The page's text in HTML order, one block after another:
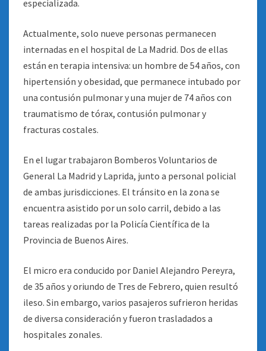
especializada.
Actualmente, solo nueve personas permanecen
internadas en el hospital de La Madrid. Dos de ellas
están en terapia intensiva: un hombre de 54 años, con
hipertensión y obesidad, que permanece intubado por
una contusión pulmonar y una mujer de 74 años con
traumatismo de tórax, contusión pulmonar y
fracturas costales.
En el lugar trabajaron Bomberos Voluntarios de
General La Madrid y Laprida, junto a personal policial
de ambas jurisdicciones. El tránsito en la zona se
encuentra asistido por un solo carril, debido a las
tareas realizadas por la Policía Científica de la
Provincia de Buenos Aires.
El micro era conducido por Daniel Alejandro Pereyra,
de 35 años y oriundo de Tres de Febrero, quien resultó
ileso. Sin embargo, varios pasajeros sufrieron heridas
de diversa consideración y fueron trasladados a
hospitales zonales.